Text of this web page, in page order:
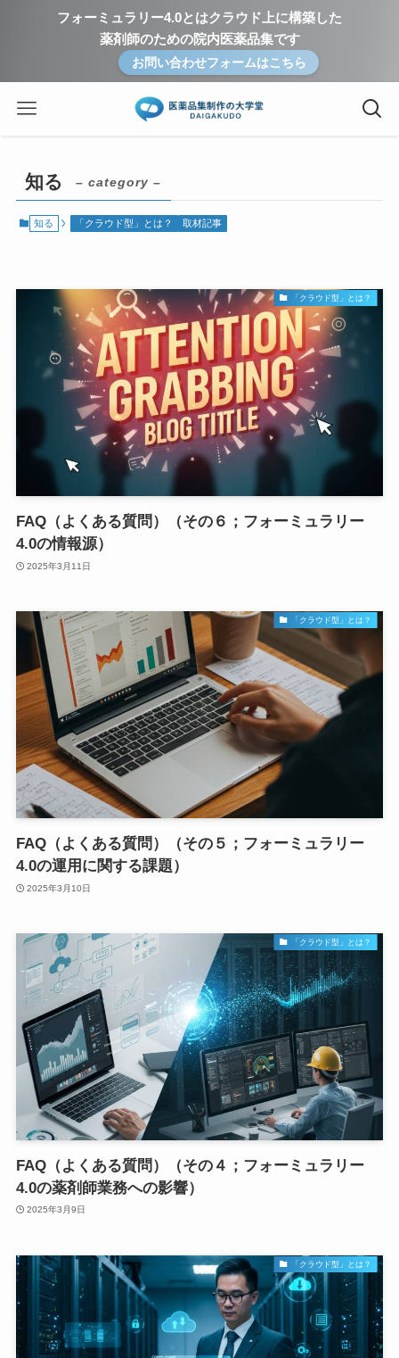
フォーミュラリー4.0とはクラウド上に構築した
薬剤師のための院内医薬品集です
お問い合わせフォームはこちら
知る – category –
知る 「クラウド型」とは？ 取材記事
「クラウド型」とは？
FAQ（よくある質問）（その６；フォーミュラリー
4.0の情報源）
2025年3月11日
「クラウド型」とは？
FAQ（よくある質問）（その５；フォーミュラリー
4.0の運用に関する課題）
2025年3月10日
「クラウド型」とは？
FAQ（よくある質問）（その４；フォーミュラリー
4.0の薬剤師業務への影響）
2025年3月9日
「クラウド型」とは？